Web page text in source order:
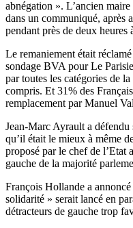
abnégation ». L’ancien
dans un communiqué, après
pendant près de deux heures
Le remaniement était
sondage BVA pour Le
par toutes les catégories de
compris. Et 31% des
remplacement par Manuel
Jean-Marc Ayrault a
qu’il était le mieux à même
proposé par le chef de l’Etat
gauche de la majorité
François Hollande a
solidarité » serait lancé en
détracteurs de gauche trop